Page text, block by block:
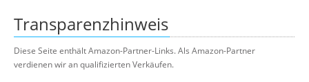
Transparenzhinweis
Diese Seite enthält Amazon-Partner-Links. Als Amazon-Partner
verdienen wir an qualifizierten Verkäufen.